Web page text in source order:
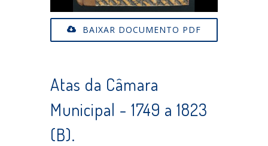
BAIXAR DOCUMENTO PDF
Atas da Câmara
Municipal - 1749 a 1823
(B).